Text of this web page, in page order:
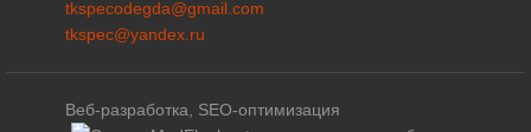
tkspecodegda@gmail.com
tkspec@yandex.ru
Веб-разработка, SEO-оптимизация